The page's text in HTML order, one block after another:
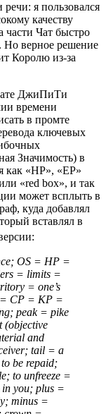
я пользовался
качеству
части Чат быстро
Но верное решение
Королю из-за
ДжиПиТи
времени
в промте
ключевых
Значимость) в
как «HP», «EP»
«red box», и так
может всплыть в
куда добавлял
вставлял в
OS = HP =
= limits =
= one’s
= CP = KP =
peak = pike
(objective
and
tail = a
be repaid;
to unfreeze =
in you; plus =
minus =